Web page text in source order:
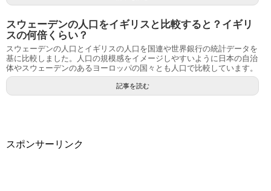
スウェーデンの人口をイギリスと比較すると？イギリ
スの何倍くらい？
スウェーデンの人口とイギリスの人口を国連や世界銀行の統計データを
基に比較しました。人口の規模感をイメージしやすいように日本の自治
体やスウェーデンのあるヨーロッパの国々とも人口で比較しています。
記事を読む
スポンサーリンク